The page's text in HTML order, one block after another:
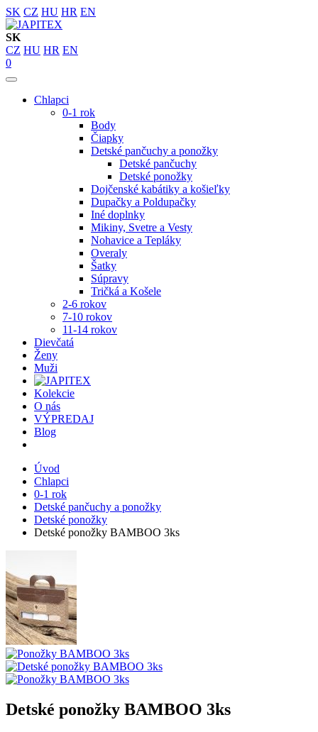
SK CZ HU HR EN
SK
CZ HU HR EN
0
Chlapci
0-1 rok
Body
Čiapky
Detské pančuchy a ponožky
Detské pančuchy
Detské ponožky
Dojčenské kabátiky a košieľky
Dupačky a Poldupačky
Iné doplnky
Mikiny, Svetre a Vesty
Nohavice a Tepláky
Overaly
Šatky
Súpravy
Tričká a Košele
2-6 rokov
7-10 rokov
11-14 rokov
Dievčatá
Ženy
Muži
Kolekcie
O nás
VÝPREDAJ
Blog
Úvod
Chlapci
0-1 rok
Detské pančuchy a ponožky
Detské ponožky
Detské ponožky BAMBOO 3ks
Detské ponožky BAMBOO 3ks